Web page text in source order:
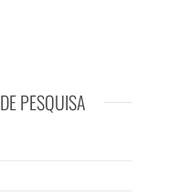
PESQUISA